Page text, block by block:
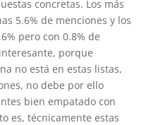
concretas. Los más
5.6% de menciones y los
pero con 0.8% de
porque
no está en estas listas,
no debe por ello
bien empatado con
es, técnicamente estas